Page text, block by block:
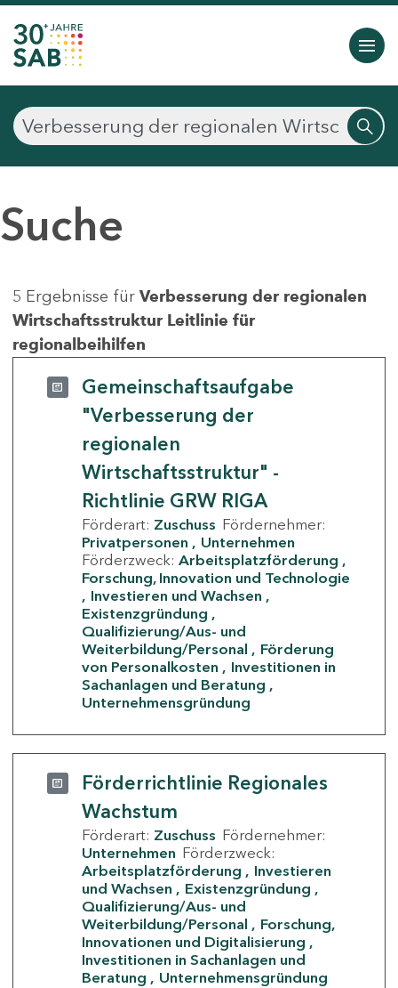
Suche
5 Ergebnisse für Verbesserung der regionalen
Wirtschaftsstruktur Leitlinie für
regionalbeihilfen
Gemeinschaftsaufgabe
"Verbesserung der
regionalen
Wirtschaftsstruktur" -
Richtlinie GRW RIGA
Förderart: Zuschuss Fördernehmer:
Privatpersonen
Unternehmen
Förderzweck: Arbeitsplatzförderung
Forschung, Innovation und Technologie
Investieren und Wachsen
Existenzgründung
Qualifizierung/Aus- und
Weiterbildung/Personal
Förderung
von Personalkosten
Investitionen in
Sachanlagen und Beratung
Unternehmensgründung
Förderrichtlinie Regionales
Wachstum
Förderart: Zuschuss Fördernehmer:
Unternehmen Förderzweck:
Arbeitsplatzförderung
Investieren
und Wachsen
Existenzgründung
Qualifizierung/Aus- und
Weiterbildung/Personal
Forschung,
Innovationen und Digitalisierung
Investitionen in Sachanlagen und
Beratung
Unternehmensgründung